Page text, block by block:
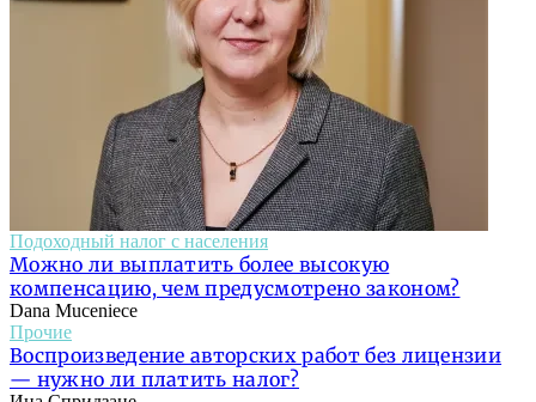
Подоходный налог с населения
Можно ли выплатить более высокую
компенсацию, чем предусмотрено законом?
Dana Muceniece
Прочие
Воспроизведение авторских работ без лицензии
— нужно ли платить налог?